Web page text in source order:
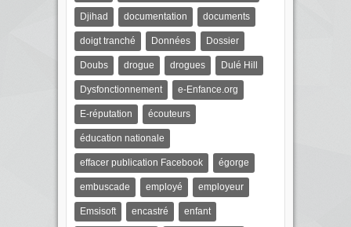
Djihad documentation documents
doigt tranché Données Dossier
Doubs drogue drogues Dulé Hill
Dysfonctionnement e-Enfance.org
E-réputation écouteurs
éducation nationale
effacer publication Facebook égorge
embuscade employé employeur
Emsisoft encastré enfant